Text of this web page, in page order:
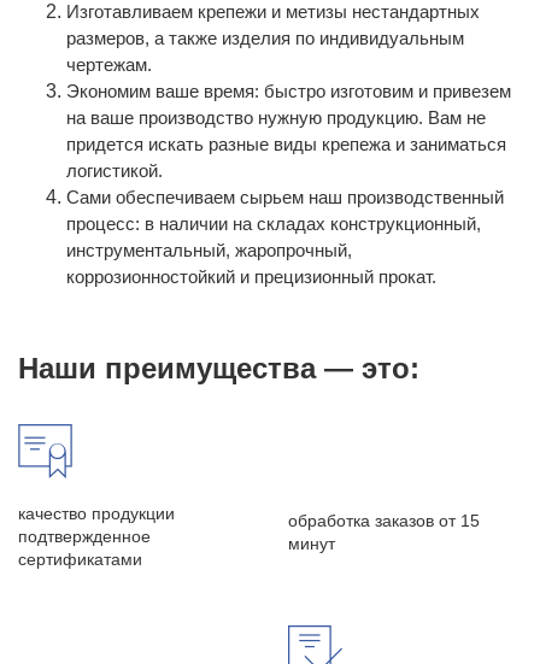
Изготавливаем крепежи и метизы нестандартных
размеров, а также изделия по индивидуальным
чертежам.
Экономим ваше время: быстро изготовим и привезем
на ваше производство нужную продукцию. Вам не
придется искать разные виды крепежа и заниматься
логистикой.
Сами обеспечиваем сырьем наш производственный
процесс: в наличии на складах конструкционный,
инструментальный, жаропрочный,
коррозионностойкий и прецизионный прокат.
Наши преимущества — это:
качество продукции
подтвержденное
сертификатами
обработка заказов от 15
минут